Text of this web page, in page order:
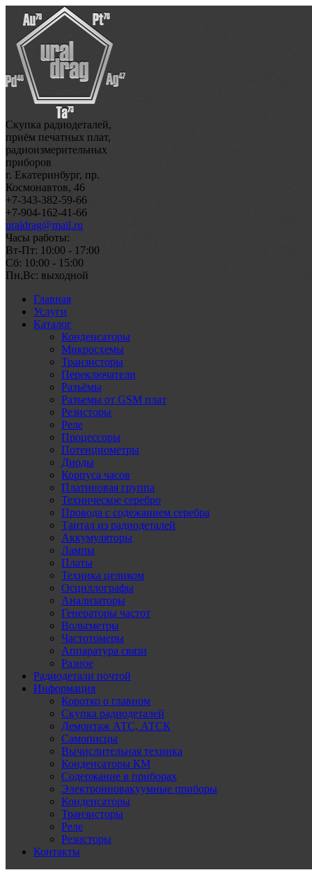
Скупка радиодеталей,
приём печатных плат,
радиоизмерительных
приборов
г. Екатеринбург, пр.
Космонавтов, 46
+7-343-382-59-66
+7-904-162-41-66
uraldrag@mail.ru
Часы работы:
Вт-Пт: 10:00 - 17:00
Сб: 10:00 - 15:00
Пн,Вс: выходной
Главная
Услуги
Каталог
Конденсаторы
Микросхемы
Транзисторы
Переключатели
Разъёмы
Разъемы от GSM плат
Резисторы
Реле
Процессоры
Потенциометры
Диоды
Корпуса часов
Платиновая группа
Техническое серебро
Провода с содежанием серебра
Тантал из радиодеталей
Аккумуляторы
Лампы
Платы
Техника целиком
Осциллографы
Анализаторы
Генераторы частот
Вольтметры
Частотомеры
Аппаратура связи
Разное
Радиодетали почтой
Информация
Коротко о главном
Скупка радиодеталей
Демонтаж АТС, АТСК
Самописцы
Вычислительная техника
Конденсаторы КМ
Содержание в приборах
Электронновакуумные приборы
Конденсаторы
Транзисторы
Реле
Резисторы
Контакты